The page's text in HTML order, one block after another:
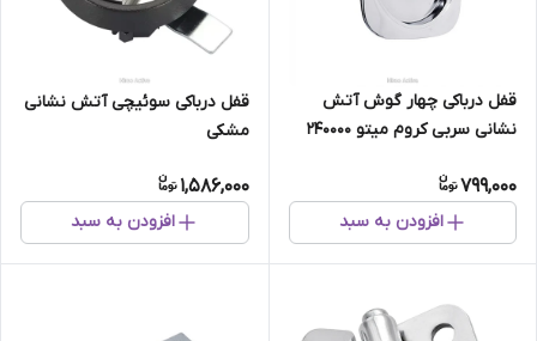
قفل درباکی چهار گوش آتش
نشانی سربی کروم میتو ۲۴۰۰۰۰
799,000
افزودن به سبد
قفل درباکی سوئیچی آتش نشانی
مشکی
1,586,000
افزودن به سبد